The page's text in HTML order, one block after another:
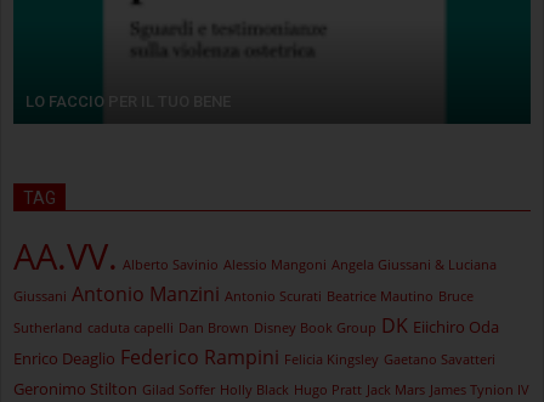
LO FACCIO PER IL TUO BENE
TAG
AA.VV. Alberto Savinio Alessio Mangoni Angela Giussani & Luciana
Giussani Antonio Manzini Antonio Scurati Beatrice Mautino Bruce
Sutherland caduta capelli Dan Brown Disney Book Group DK Eiichiro Oda
Enrico Deaglio Federico Rampini Felicia Kingsley Gaetano Savatteri
Geronimo Stilton Gilad Soffer Holly Black Hugo Pratt Jack Mars James Tynion IV